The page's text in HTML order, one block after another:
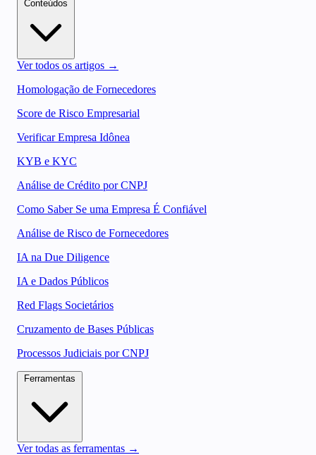
Ver todos os artigos →
Homologação de Fornecedores
Score de Risco Empresarial
Verificar Empresa Idônea
KYB e KYC
Análise de Crédito por CNPJ
Como Saber Se uma Empresa É Confiável
Análise de Risco de Fornecedores
IA na Due Diligence
IA e Dados Públicos
Red Flags Societários
Cruzamento de Bases Públicas
Processos Judiciais por CNPJ
Ver todas as ferramentas →